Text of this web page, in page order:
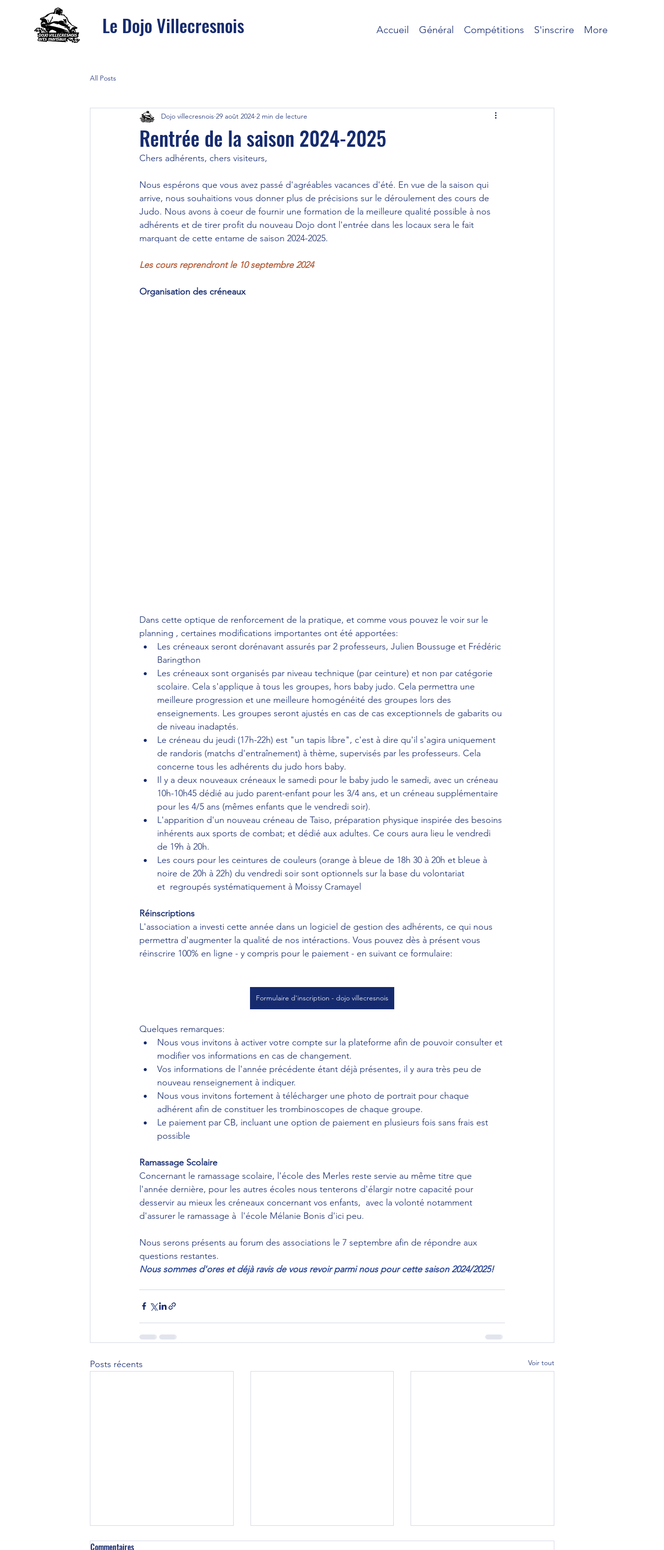
Le Dojo Villecresnois Accueil Général Compétitions S'inscrire More
All Posts
Rentrée de la saison 2024-2025
Dojo villecresnois 29 août 2024 2 min de lecture
Chers adhérents, chers visiteurs,
Nous espérons que vous avez passé d'agréables vacances d'été. En vue de la saison qui
arrive, nous souhaitions vous donner plus de précisions sur le déroulement des cours de
Judo. Nous avons à coeur de fournir une formation de la meilleure qualité possible à nos
adhérents et de tirer profit du nouveau Dojo dont l'entrée dans les locaux sera le fait
marquant de cette entame de saison 2024-2025.
Les cours reprendront le 10 septembre 2024
Organisation des créneaux
Dans cette optique de renforcement de la pratique, et comme vous pouvez le voir sur le
planning , certaines modifications importantes ont été apportées:
Les créneaux seront dorénavant assurés par 2 professeurs, Julien Boussuge et Frédéric
Baringthon
Les créneaux sont organisés par niveau technique (par ceinture) et non par catégorie
scolaire. Cela s'applique à tous les groupes, hors baby judo. Cela permettra une
meilleure progression et une meilleure homogénéité des groupes lors des
enseignements. Les groupes seront ajustés en cas de cas exceptionnels de gabarits ou
de niveau inadaptés.
Le créneau du jeudi (17h-22h) est "un tapis libre", c'est à dire qu'il s'agira uniquement
de randoris (matchs d'entraînement) à thème, supervisés par les professeurs. Cela
concerne tous les adhérents du judo hors baby.
Il y a deux nouveaux créneaux le samedi pour le baby judo le samedi, avec un créneau
10h-10h45 dédié au judo parent-enfant pour les 3/4 ans, et un créneau supplémentaire
pour les 4/5 ans (mêmes enfants que le vendredi soir).
L'apparition d'un nouveau créneau de Taiso, préparation physique inspirée des besoins
inhérents aux sports de combat; et dédié aux adultes. Ce cours aura lieu le vendredi
de 19h à 20h.
Les cours pour les ceintures de couleurs (orange à bleue de 18h 30 à 20h et bleue à
noire de 20h à 22h) du vendredi soir sont optionnels sur la base du volontariat
et  regroupés systématiquement à Moissy Cramayel
Réinscriptions
L'association a investi cette année dans un logiciel de gestion des adhérents, ce qui nous
permettra d'augmenter la qualité de nos intéractions. Vous pouvez dès à présent vous
réinscrire 100% en ligne - y compris pour le paiement - en suivant ce formulaire:
Formulaire d'inscription - dojo villecresnois
Quelques remarques:
Nous vous invitons à activer votre compte sur la plateforme afin de pouvoir consulter et
modifier vos informations en cas de changement.
Vos informations de l'année précédente étant déjà présentes, il y aura très peu de
nouveau renseignement à indiquer.
Nous vous invitons fortement à télécharger une photo de portrait pour chaque
adhérent afin de constituer les trombinoscopes de chaque groupe.
Le paiement par CB, incluant une option de paiement en plusieurs fois sans frais est
possible
Ramassage Scolaire
Concernant le ramassage scolaire, l'école des Merles reste servie au même titre que
l'année dernière, pour les autres écoles nous tenterons d'élargir notre capacité pour
desservir au mieux les créneaux concernant vos enfants,  avec la volonté notamment
d'assurer le ramassage à  l'école Mélanie Bonis d'ici peu.
Nous serons présents au forum des associations le 7 septembre afin de répondre aux
questions restantes.
Nous sommes d'ores et déjà ravis de vous revoir parmi nous pour cette saison 2024/2025!
Posts récents Voir tout
Commentaires